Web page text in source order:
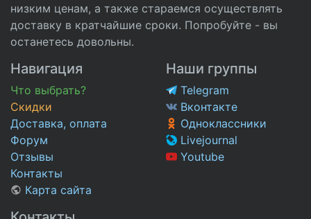
низким ценам, а также стараемся осуществлять
доставку в кратчайшие сроки. Попробуйте - вы
останетесь довольны.
Навигация
Что выбрать?
Скидки
Доставка, оплата
Форум
Отзывы
Контакты
Карта сайта
Наши группы
Telegram
Вконтакте
Одноклассники
Livejournal
Youtube